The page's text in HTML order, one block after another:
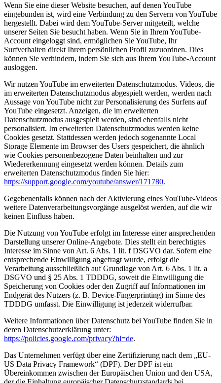
Wenn Sie eine dieser Website besuchen, auf denen YouTube
eingebunden ist, wird eine Verbindung zu den Servern von YouTube
hergestellt. Dabei wird dem YouTube-Server mitgeteilt, welche
unserer Seiten Sie besucht haben. Wenn Sie in Ihrem YouTube-
Account eingeloggt sind, ermöglichen Sie YouTube, Ihr
Surfverhalten direkt Ihrem persönlichen Profil zuzuordnen. Dies
können Sie verhindern, indem Sie sich aus Ihrem YouTube-Account
ausloggen.
Wir nutzen YouTube im erweiterten Datenschutzmodus. Videos, die
im erweiterten Datenschutzmodus abgespielt werden, werden nach
Aussage von YouTube nicht zur Personalisierung des Surfens auf
YouTube eingesetzt. Anzeigen, die im erweiterten
Datenschutzmodus ausgespielt werden, sind ebenfalls nicht
personalisiert. Im erweiterten Datenschutzmodus werden keine
Cookies gesetzt. Stattdessen werden jedoch sogenannte Local
Storage Elemente im Browser des Users gespeichert, die ähnlich
wie Cookies personenbezogene Daten beinhalten und zur
Wiedererkennung eingesetzt werden können. Details zum
erweiterten Datenschutzmodus finden Sie hier:
https://support.google.com/youtube/answer/171780.
Gegebenenfalls können nach der Aktivierung eines YouTube-Videos
weitere Datenverarbeitungsvorgänge ausgelöst werden, auf die wir
keinen Einfluss haben.
Die Nutzung von YouTube erfolgt im Interesse einer ansprechenden
Darstellung unserer Online-Angebote. Dies stellt ein berechtigtes
Interesse im Sinne von Art. 6 Abs. 1 lit. f DSGVO dar. Sofern eine
entsprechende Einwilligung abgefragt wurde, erfolgt die
Verarbeitung ausschließlich auf Grundlage von Art. 6 Abs. 1 lit. a
DSGVO und § 25 Abs. 1 TDDDG, soweit die Einwilligung die
Speicherung von Cookies oder den Zugriff auf Informationen im
Endgerät des Nutzers (z. B. Device-Fingerprinting) im Sinne des
TDDDG umfasst. Die Einwilligung ist jederzeit widerrufbar.
Weitere Informationen über Datenschutz bei YouTube finden Sie in
deren Datenschutzerklärung unter:
https://policies.google.com/privacy?hl=de.
Das Unternehmen verfügt über eine Zertifizierung nach dem „EU-
US Data Privacy Framework“ (DPF). Der DPF ist ein
Übereinkommen zwischen der Europäischen Union und den USA,